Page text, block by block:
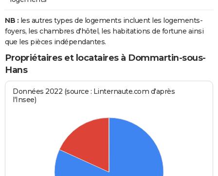
NB : les autres types de logements incluent les logements-
foyers, les chambres d'hôtel, les habitations de fortune ainsi
que les pièces indépendantes.
Propriétaires et locataires à Dommartin-sous-
Hans
Données 2022 (source : Linternaute.com d'après
l'Insee)